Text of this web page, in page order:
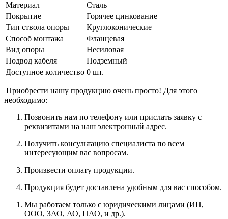
Материал
Сталь
Покрытие
Горячее цинкование
Тип ствола опоры
Круглоконические
Способ монтажа
Фланцевая
Вид опоры
Несиловая
Подвод кабеля
Подземный
Доступное количество 0 шт.
Приобрести нашу продукцию очень просто! Для этого
необходимо:
Позвонить нам по телефону или прислать заявку с
реквизитами на наш электронный адрес.
Получить консультацию специалиста по всем
интересующим вас вопросам.
Произвести оплату продукции.
Продукция будет доставлена удобным для вас способом.
Мы работаем только с юридическими лицами (ИП,
ООО, ЗАО, АО, ПАО, и др.).